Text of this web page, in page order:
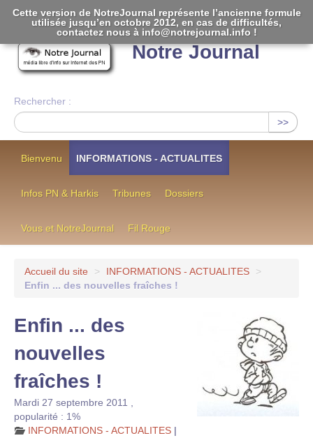
Notre Journal
Rechercher :
>>
Bienvenu INFORMATIONS - ACTUALITES
Infos PN & Harkis Tribunes Dossiers
Vous et NotreJournal Fil Rouge
Accueil du site > INFORMATIONS - ACTUALITES
>
Enfin ... des nouvelles fraîches !
Enfin ... des
nouvelles
fraîches !
Mardi 27 septembre 2011
popularité : 1%
INFORMATIONS - ACTUALITES |
Cette version de NotreJournal représente l’ancienne formule
utilisée jusqu’en octobre 2012, en cas de difficultés,
contactez nous à info@notrejournal.info !